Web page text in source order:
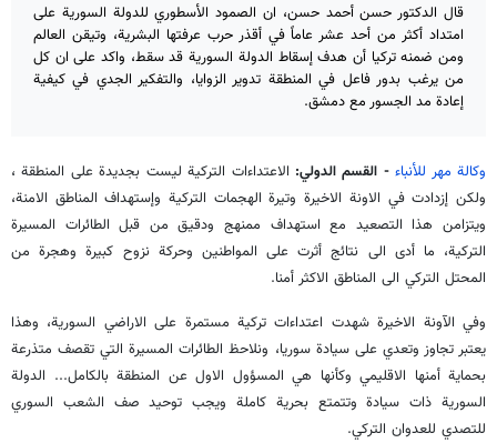
قال الدكتور حسن أحمد حسن، ان الصمود الأسطوري للدولة السورية على
امتداد أكثر من أحد عشر عاماً في أقذر حرب عرفتها البشرية، وتيقن العالم
ومن ضمنه تركيا أن هدف إسقاط الدولة السورية قد سقط، واكد على ان كل
من يرغب بدور فاعل في المنطقة تدوير الزوايا، والتفكير الجدي في كيفية
إعادة مد الجسور مع دمشق.
وكالة مهر للأنباء - القسم الدولي: الاعتداءات التركية ليست بجديدة على المنطقة ،
ولكن إزدادت في الاونة الاخيرة وتيرة الهجمات التركية وإستهداف المناطق الامنة،
ويتزامن هذا التصعيد مع استهداف ممنهج ودقيق من قبل الطائرات المسيرة
التركية، ما أدى الى نتائج أثرت على المواطنين وحركة نزوح كبيرة وهجرة من
المحتل التركي الى المناطق الاكثر أمنا.
وفي الآونة الاخيرة شهدت اعتداءات تركية مستمرة على الاراضي السورية، وهذا
يعتبر تجاوز وتعدي على سيادة سوريا، ونلاحظ الطائرات المسيرة التي تقصف متذرعة
بحماية أمنها الاقليمي وكأنها هي المسؤول الاول عن المنطقة بالكامل... الدولة
السورية ذات سيادة وتتمتع بحرية كاملة ويجب توحيد صف الشعب السوري
للتصدي للعدوان التركي.